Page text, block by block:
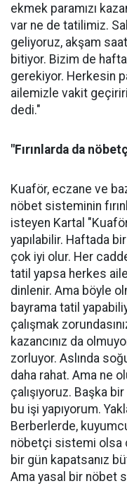
ekmek paramızı
var ne de tatilimiz.
geliyoruz, akşam
bitiyor. Bizim de
gerekiyor. Herkesin
ailemizle vakit
dedi."
"Fırınlarda da
Kuaför, eczane ve
nöbet sisteminin
isteyen Kartal
yapılabilir. Haftada
çok iyi olur. Her
tatil yapsa herkes
dinlenir. Ama böyle
bayrama tatil
çalışmak
kazancınız da
zorluyor. Aslında
daha rahat. Ama ne
çalışıyoruz. Başka
bu işi yapıyorum.
Berberlerde,
nöbetçi sistemi olsa
bir gün kapatsanız
Ama yasal bir nöbet